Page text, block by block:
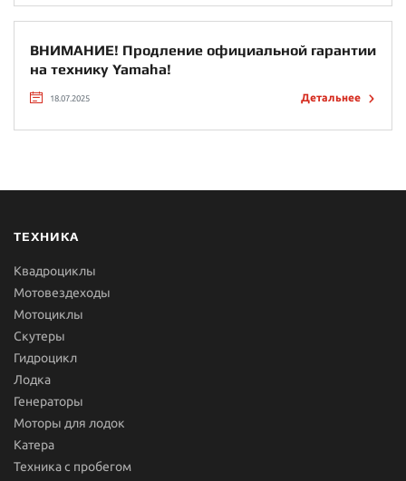
ВНИМАНИЕ! Продление официальной гарантии
на технику Yamaha!
18.07.2025 Детальнее
ТЕХНИКА
Квадроциклы
Мотовездеходы
Мотоциклы
Скутеры
Гидроцикл
Лодка
Генераторы
Моторы для лодок
Катера
Техника с пробегом